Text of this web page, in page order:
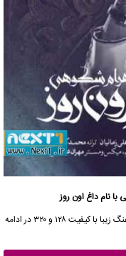
نام داغ اون روز
متن آهنگ داغ اون روز از شهرام شکوهی و دانلود این آهنگ زیبا با کیفیت ۱۲۸ و ۳۲۰ در ادامه